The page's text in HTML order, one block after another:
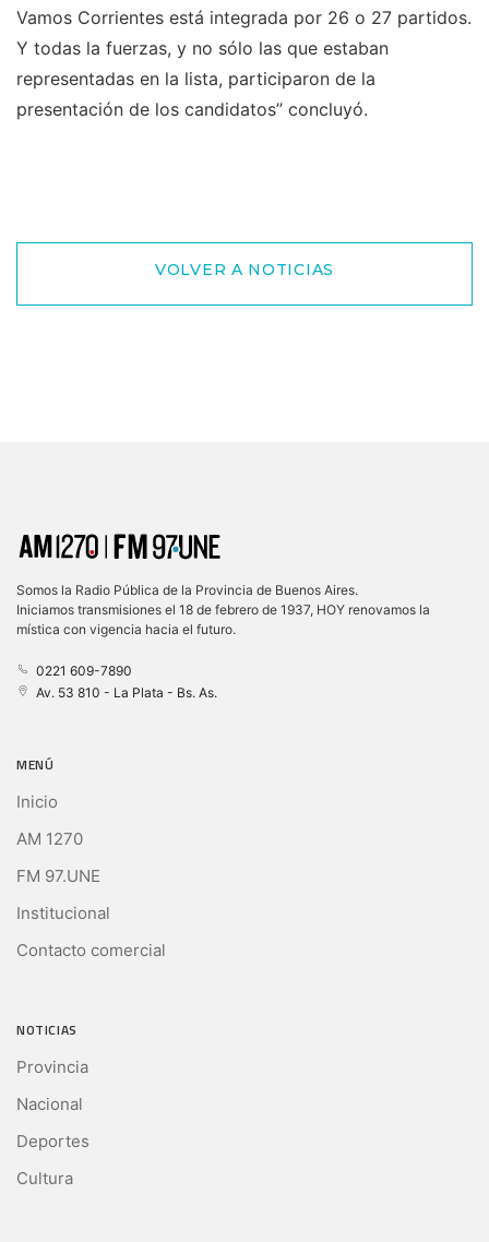
Vamos Corrientes está integrada por 26 o 27 partidos.
Y todas la fuerzas, y no sólo las que estaban
representadas en la lista, participaron de la
presentación de los candidatos” concluyó.
VOLVER A NOTICIAS
Somos la Radio Pública de la Provincia de Buenos Aires.
Iniciamos transmisiones el 18 de febrero de 1937, HOY renovamos la
mística con vigencia hacia el futuro.
0221 609-7890
Av. 53 810 - La Plata - Bs. As.
MENÚ
Inicio
AM 1270
FM 97.UNE
Institucional
Contacto comercial
NOTICIAS
Provincia
Nacional
Deportes
Cultura